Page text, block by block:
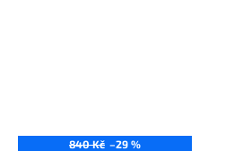
840 Kč –29 %